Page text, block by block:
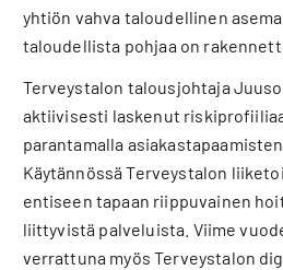
yhtiön vahva taloudellinen
taloudellista pohjaa on
Terveystalon talousjohtaja
aktiivisesti laskenut
parantamalla
Käytännössä Terveystalon
entiseen tapaan riippuvainen
liittyvistä palveluista. Viime
verrattuna myös Terveystalon